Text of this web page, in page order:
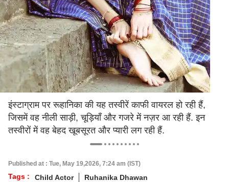
इंस्टाग्राम पर रूहानिका की यह तस्वीरें काफी वायरल हो रही हैं,
जिसमें वह नीली साड़ी, चूड़ियाँ और गजरे में नज़र आ रही हैं. इन
तस्वीरों में वह बेहद खूबसूरत और प्यारी लग रही हैं.
Published at : Tue, May 19,2026, 7:24 am (IST)
Tags : Child Actor Ruhanika Dhawan